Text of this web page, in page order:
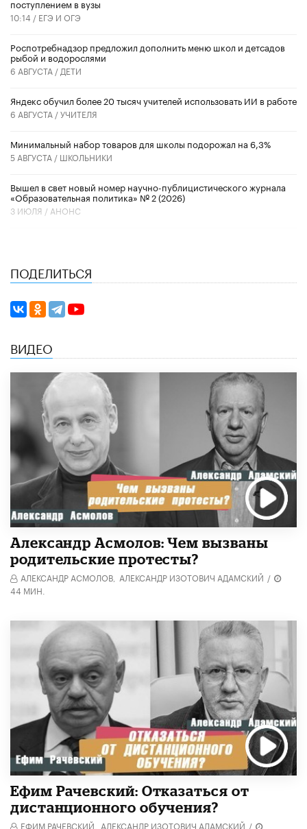
поступлением в вузы
10:14 / ЕГЭ И ОГЭ
Роспотребнадзор предложил дополнить меню школ и детсадов
рыбой и водорослями
6 АВГУСТА / ДЕТИ
​Яндекс обучил более 20 тысяч учителей использовать ИИ в работе
6 АВГУСТА /УЧИТЕЛЯ
Минимальный набор товаров для школы подорожал на 6,3%
5 АВГУСТА / ШКОЛЬНИКИ
Вышел в свет новый номер научно-публицистического журнала
«Образовательная политика» № 2 (2026)
3 ИЮЛЯ / АНОНС
ПОДЕЛИТЬСЯ
ВИДЕО
Александр Асмолов: Чем вызваны
родительские протесты?
АЛЕКСАНДР АСМОЛОВ, АЛЕКСАНДР ИЗОТОВИЧ АДАМСКИЙ /
44 МИН.
Ефим Рачевский: Отказаться от
дистанционного обучения?
ЕФИМ РАЧЕВСКИЙ, АЛЕКСАНДР ИЗОТОВИЧ АДАМСКИЙ /